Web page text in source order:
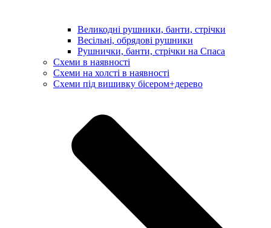
Великодні рушники, банти, стрічки
Весільні, обрядові рушники
Рушнички, банти, стрічки на Спаса
Схеми в наявності
Схеми на холсті в наявності
Схеми під вишивку бісером+дерево